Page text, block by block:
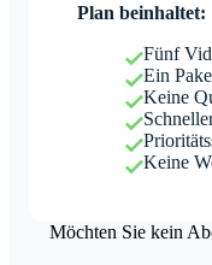
Plan beinhaltet:
Fünf
Ein
Keine
Keine
Möchten Sie kein